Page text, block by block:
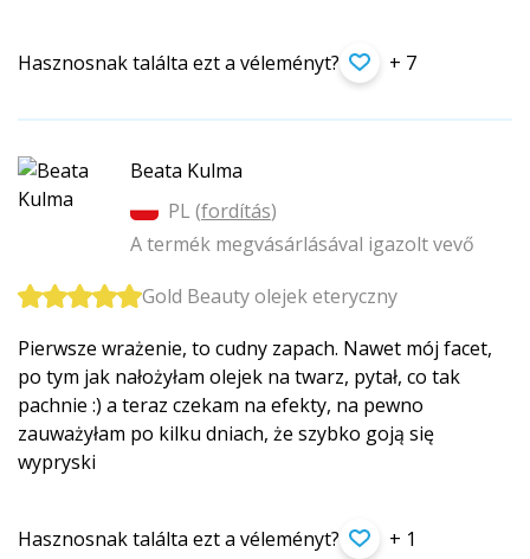
Hasznosnak találta ezt a véleményt? + 7
Beata Kulma
PL (fordítás)
A termék megvásárlásával igazolt vevő
Gold Beauty olejek eteryczny
Pierwsze wrażenie, to cudny zapach. Nawet mój facet,
po tym jak nałożyłam olejek na twarz, pytał, co tak
pachnie :) a teraz czekam na efekty, na pewno
zauważyłam po kilku dniach, że szybko goją się
wypryski
Hasznosnak találta ezt a véleményt? + 1